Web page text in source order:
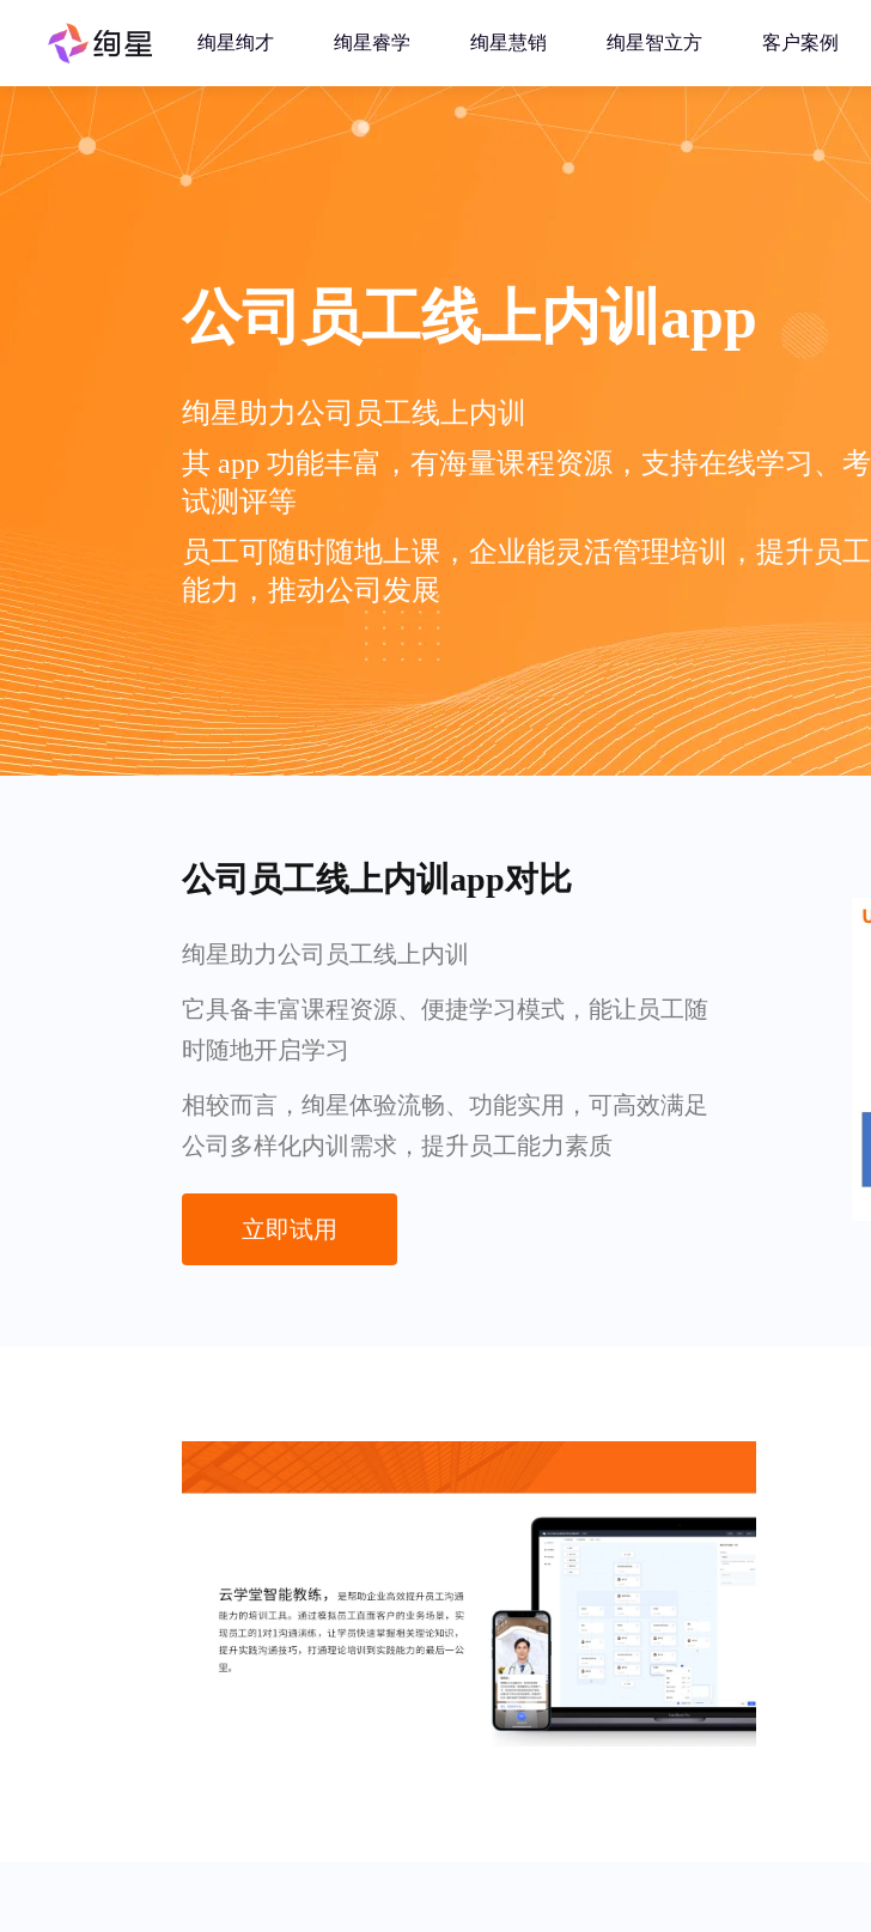
绚星绚才 绚星睿学 绚星慧销 绚星智立方 客户案例
公司员工线上内训app
绚星助力公司员工线上内训
其 app 功能丰富，有海量课程资源，支持在线学习、考
试测评等
员工可随时随地上课，企业能灵活管理培训，提升员工
能力，推动公司发展
公司员工线上内训app对比
绚星助力公司员工线上内训
它具备丰富课程资源、便捷学习模式，能让员工随
时随地开启学习
相较而言，绚星体验流畅、功能实用，可高效满足
公司多样化内训需求，提升员工能力素质
立即试用